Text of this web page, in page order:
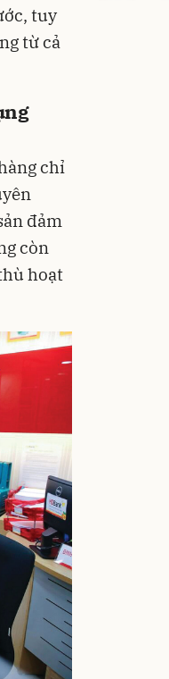
tuy
từ cả
chỉ
đảm
còn
hoạt